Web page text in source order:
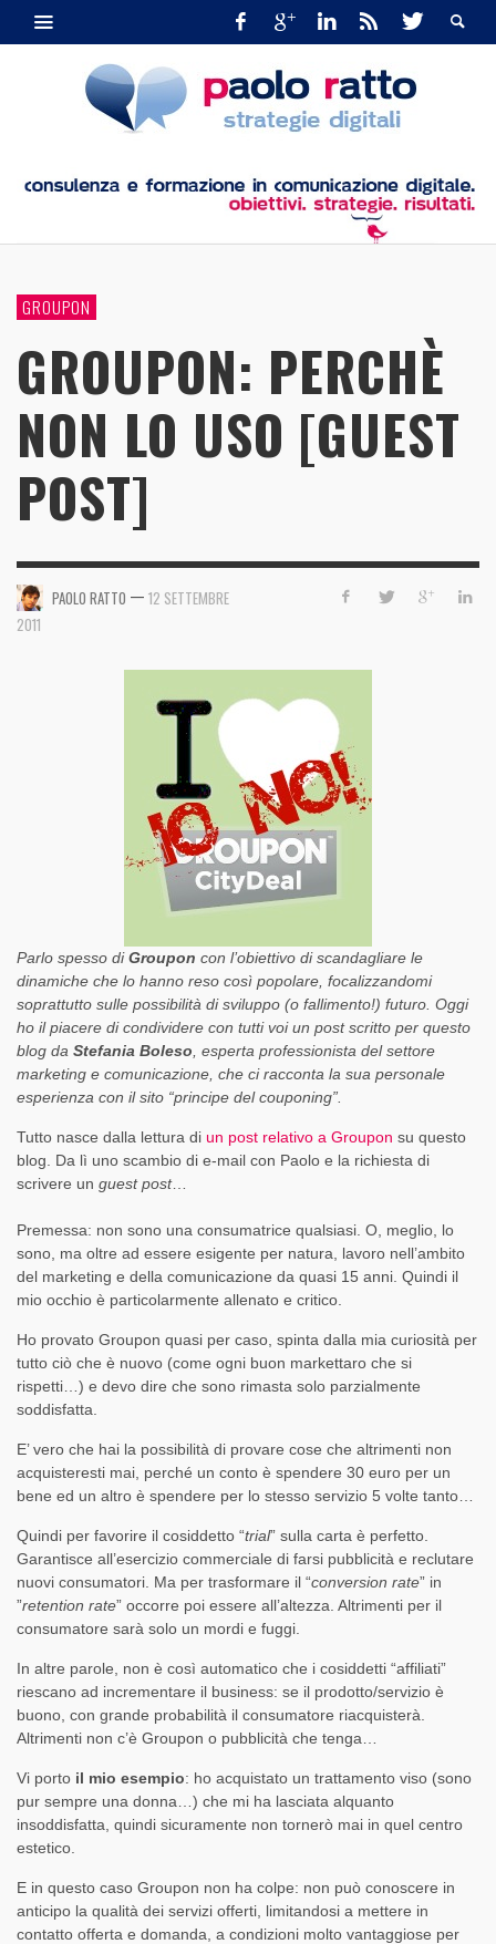
GROUPON
GROUPON: PERCHÈ
NON LO USO [GUEST
POST]
PAOLO RATTO — 12 SETTEMBRE
2011
Parlo spesso diGroupon con l’obiettivo di scandagliare le
dinamiche che lo hanno reso così popolare, focalizzandomi
soprattutto sulle possibilità di sviluppo (o fallimento!) futuro. Oggi
ho il piacere di condividere con tutti voi un post scritto per questo
blog da Stefania Boleso , esperta professionista del settore
marketing e comunicazione, che ci racconta la sua personale
esperienza con il sito “principe del couponing”.
Tutto nasce dalla lettura di un post relativo a Groupon su questo
blog. Da lì uno scambio di e-mail con Paolo e la richiesta di
scrivere un guest post…
Premessa: non sono una consumatrice qualsiasi. O, meglio, lo
sono, ma oltre ad essere esigente per natura, lavoro nell’ambito
del marketing e della comunicazione da quasi 15 anni. Quindi il
mio occhio è particolarmente allenato e critico.
Ho provato Groupon quasi per caso, spinta dalla mia curiosità per
tutto ciò che è nuovo (come ogni buon markettaro che si
rispetti…) e devo dire che sono rimasta solo parzialmente
soddisfatta.
E’ vero che hai la possibilità di provare cose che altrimenti non
acquisteresti mai, perché un conto è spendere 30 euro per un
bene ed un altro è spendere per lo stesso servizio 5 volte tanto…
Quindi per favorire il cosiddetto “trial” sulla carta è perfetto.
Garantisce all’esercizio commerciale di farsi pubblicità e reclutare
nuovi consumatori. Ma per trasformare il “conversion rate” in
”retention rate” occorre poi essere all’altezza. Altrimenti per il
consumatore sarà solo un mordi e fuggi.
In altre parole, non è così automatico che i cosiddetti “affiliati”
riescano ad incrementare il business: se il prodotto/servizio è
buono, con grande probabilità il consumatore riacquisterà.
Altrimenti non c’è Groupon o pubblicità che tenga…
Vi porto il mio esempio: ho acquistato un trattamento viso (sono
pur sempre una donna…) che mi ha lasciata alquanto
insoddisfatta, quindi sicuramente non tornerò mai in quel centro
estetico.
E in questo caso Groupon non ha colpe: non può conoscere in
anticipo la qualità dei servizi offerti, limitandosi a mettere in
contatto offerta e domanda, a condizioni molto vantaggiose per